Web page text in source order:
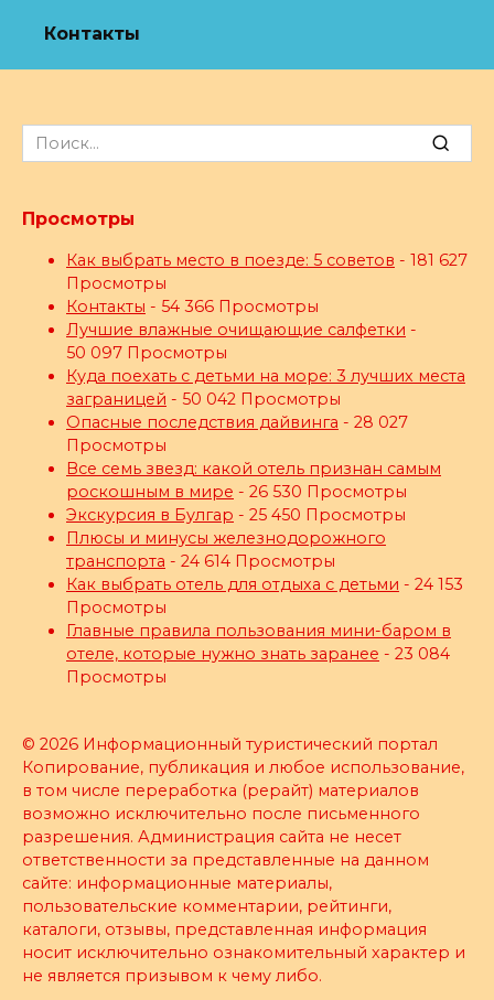
Контакты
Search
for:
Просмотры
Как выбрать место в поезде: 5 советов - 181 627
Просмотры
Контакты - 54 366 Просмотры
Лучшие влажные очищающие салфетки -
50 097 Просмотры
Куда поехать с детьми на море: 3 лучших места
заграницей - 50 042 Просмотры
Опасные последствия дайвинга - 28 027
Просмотры
Все семь звезд: какой отель признан самым
роскошным в мире - 26 530 Просмотры
Экскурсия в Булгар - 25 450 Просмотры
Плюсы и минусы железнодорожного
транспорта - 24 614 Просмотры
Как выбрать отель для отдыха с детьми - 24 153
Просмотры
Главные правила пользования мини-баром в
отеле, которые нужно знать заранее - 23 084
Просмотры
© 2026 Информационный туристический портал
Копирование, публикация и любое использование,
в том числе переработка (рерайт) материалов
возможно исключительно после письменного
разрешения. Администрация сайта не несет
ответственности за представленные на данном
сайте: информационные материалы,
пользовательские комментарии, рейтинги,
каталоги, отзывы, представленная информация
носит исключительно ознакомительный характер и
не является призывом к чему либо.